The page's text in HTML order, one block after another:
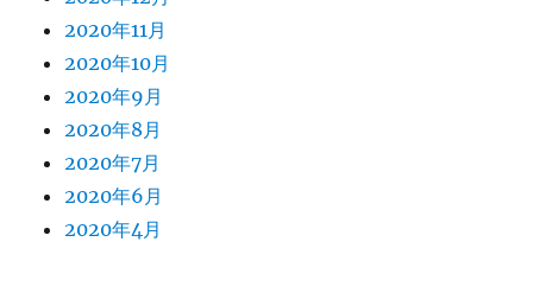
2020年11月
2020年10月
2020年9月
2020年8月
2020年7月
2020年6月
2020年4月